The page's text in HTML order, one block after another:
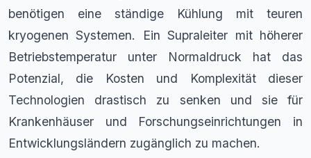
benötigen eine ständige Kühlung mit teuren
kryogenen Systemen. Ein Supraleiter mit höherer
Betriebstemperatur unter Normaldruck hat das
Potenzial, die Kosten und Komplexität dieser
Technologien drastisch zu senken und sie für
Krankenhäuser und Forschungseinrichtungen in
Entwicklungsländern zugänglich zu machen.